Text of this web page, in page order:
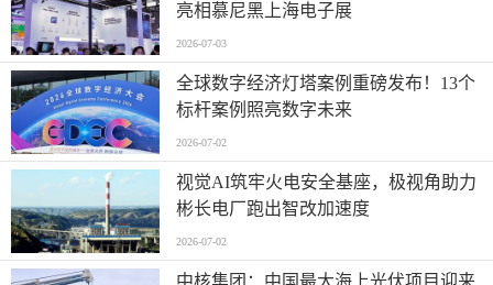
亮相慕尼黑上海电子展
2026-07-03
全球数字经济灯塔案例重磅发布！13个
标杆案例照亮数字未来
2026-07-02
视觉AI筑牢火电安全基座，极视角助力
彬长电厂跑出智改加速度
2026-07-02
中核集团：中国最大海上光伏项目迎来